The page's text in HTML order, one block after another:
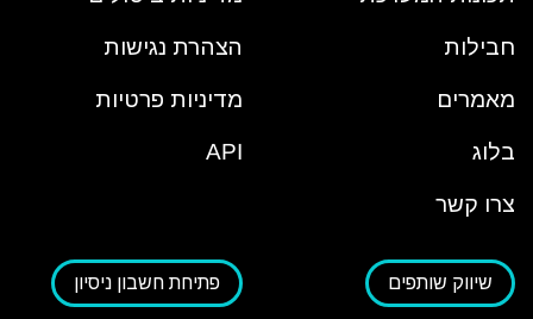
חבילות
מאמרים
בלוג
צרו קשר
הצהרת נגישות
מדיניות פרטיות
API
פתיחת חשבון ניסיון שיווק שותפים